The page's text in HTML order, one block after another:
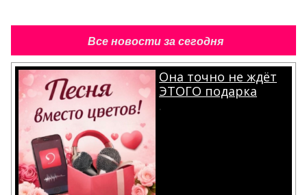
Все новости за сегодня
Она точно не ждёт
ЭТОГО подарка
.